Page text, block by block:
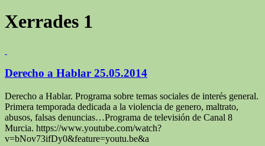
Xerrades 1
Derecho a Hablar 25.05.2014
Derecho a Hablar. Programa sobre temas sociales de interés general.
Primera temporada dedicada a la violencia de genero, maltrato,
abusos, falsas denuncias…Programa de televisión de Canal 8
Murcia. https://www.youtube.com/watch?
v=bNov73ifDy0&feature=youtu.be&a